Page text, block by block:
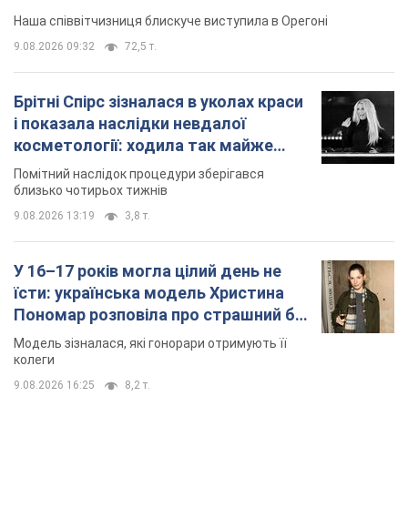
Наша співвітчизниця блискуче виступила в Орегоні
9.08.2026 09:32 72,5 т.
Брітні Спірс зізналася в уколах краси
і показала наслідки невдалої
косметології: ходила так майже
місяць
Помітний наслідок процедури зберігався
близько чотирьох тижнів
9.08.2026 13:19 3,8 т.
У 16–17 років могла цілий день не
їсти: українська модель Христина
Пономар розповіла про страшний бік
модельної кар’єри
Модель зізналася, які гонорари отримують її
колеги
9.08.2026 16:25 8,2 т.